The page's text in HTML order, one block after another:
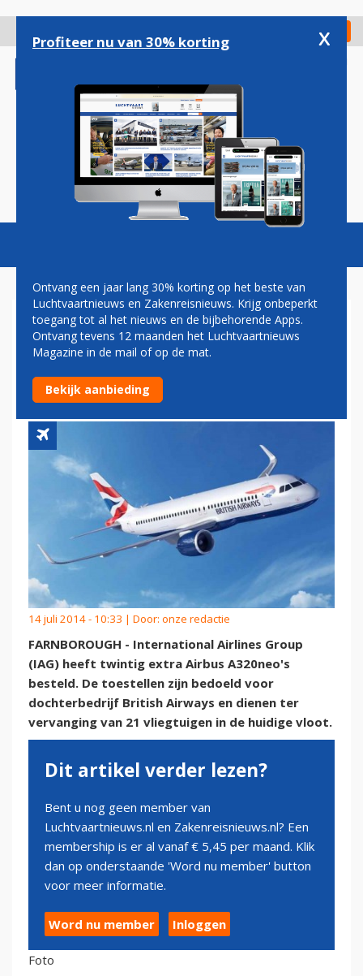
gaan
Check in
Magazine Podcasts Vacatures
IAG BESTELT TWINTIG
A320NEO'S VOOR BRITISH
AIRWAYS
14 juli 2014 - 10:33 | Door: onze redactie
FARNBOROUGH - International Airlines Group
(IAG) heeft twintig extra Airbus A320neo's
besteld. De toestellen zijn bedoeld voor
dochterbedrijf British Airways en dienen ter
vervanging van 21 vliegtuigen in de huidige vloot.
Dit artikel verder lezen?
Bent u nog geen member van
Luchtvaartnieuws.nl en Zakenreisnieuws.nl? Een
membership is er al vanaf € 5,45 per maand. Klik
dan op onderstaande 'Word nu member' button
voor meer informatie.
Word nu member Inloggen
Foto
Profiteer nu van 30% korting x
Ontvang een jaar lang 30% korting op het beste van
Luchtvaartnieuws en Zakenreisnieuws. Krijg onbeperkt
toegang tot al het nieuws en de bijbehorende Apps.
Ontvang tevens 12 maanden het Luchtvaartnieuws
Magazine in de mail of op de mat.
Bekijk aanbieding